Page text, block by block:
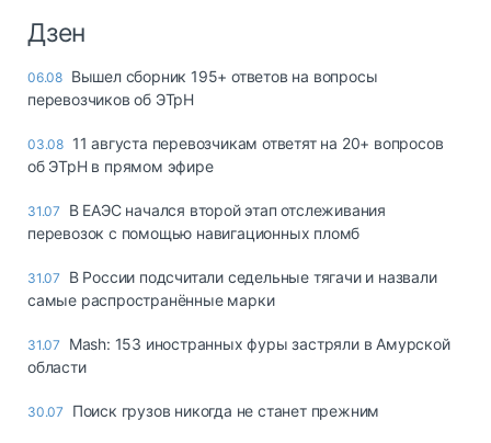
Дзен
06.08 Вышел сборник 195+ ответов на вопросы
перевозчиков об ЭТрН
03.08 11 августа перевозчикам ответят на 20+ вопросов
об ЭТрН в прямом эфире
31.07
В ЕАЭС начался второй этап отслеживания
перевозок с помощью навигационных пломб
31.07
В России подсчитали седельные тягачи и назвали
самые распространённые марки
31.07
Mash: 153 иностранных фуры застряли в Амурской
области
30.07 Поиск грузов никогда не станет прежним